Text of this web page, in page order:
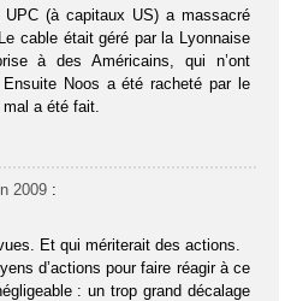
(à capitaux US) a massacré
cable était géré par la Lyonnaise
à des Américains, qui n’ont
Noos a été racheté par le
a été fait.
2009 :
Et qui mériterait des actions.
d’actions pour faire réagir à ce
: un trop grand décalage